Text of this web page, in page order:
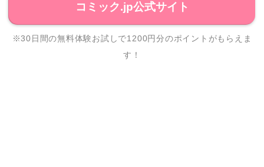
コミック.jp公式サイト
※30日間の無料体験お試しで1200円分のポイントがもらえま
す！